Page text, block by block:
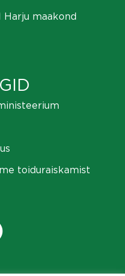
Harju maakond
toiduraiskamist